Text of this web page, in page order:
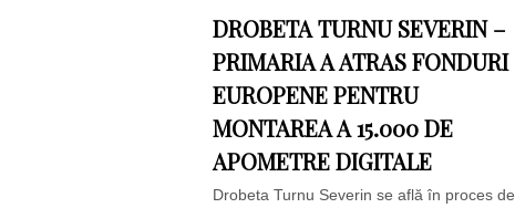
DROBETA TURNU SEVERIN –
PRIMARIA A ATRAS FONDURI
EUROPENE PENTRU
MONTAREA A 15.000 DE
APOMETRE DIGITALE
Drobeta Turnu Severin se află în proces de